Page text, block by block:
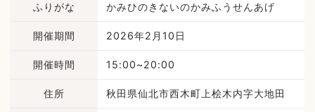
ふりがな かみひのきないのかみふうせんあげ
開催期間 2026年2月10日
開催時間 15:00~20:00
住所 秋田県仙北市西木町上桧木内字大地田